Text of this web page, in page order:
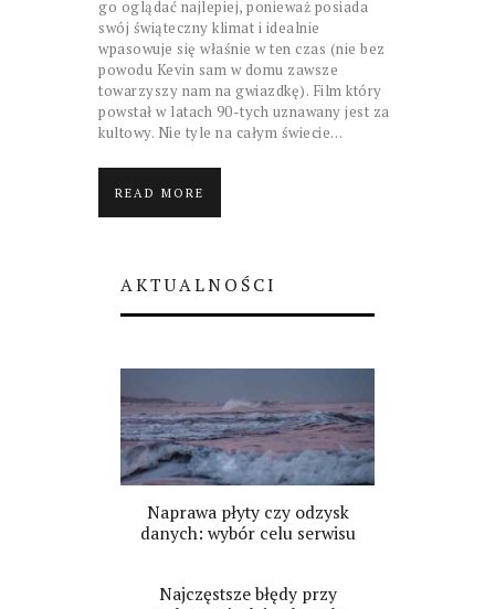
go oglądać najlepiej, ponieważ posiada
swój świąteczny klimat i idealnie
wpasowuje się właśnie w ten czas (nie bez
powodu Kevin sam w domu zawsze
towarzyszy nam na gwiazdkę). Film który
powstał w latach 90-tych uznawany jest za
kultowy. Nie tyle na całym świecie…
READ MORE
AKTUALNOŚCI
Naprawa płyty czy odzysk
danych: wybór celu serwisu
Najczęstsze błędy przy